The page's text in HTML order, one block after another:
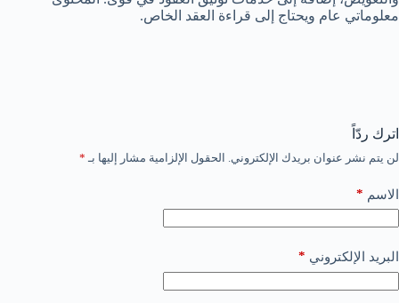
معلوماتي عام ويحتاج إلى قراءة العقد الخاص.
اترك ردّاً
لن يتم نشر عنوان بريدك الإلكتروني. الحقول الإلزامية مشار إليها بـ *
الاسم *
البريد الإلكتروني *